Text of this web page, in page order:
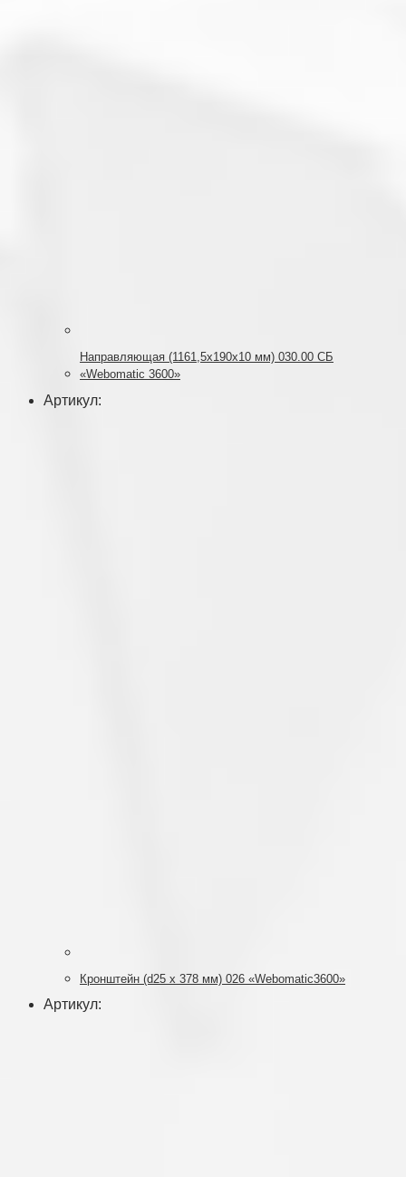
Направляющая (1161,5х190х10 мм) 030.00 СБ
«Webomatic 3600»
Артикул:
Кронштейн (d25 x 378 мм) 026 «Webomatic3600»
Артикул: